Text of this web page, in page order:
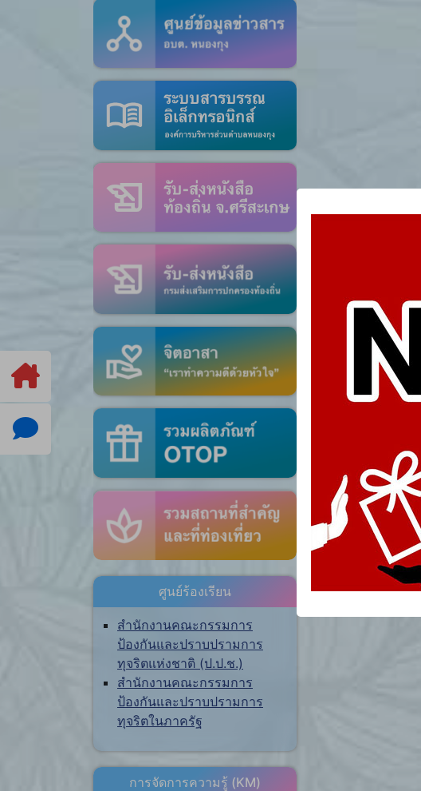
ศูนย์ร้องเรียน
สำนักงานคณะกรรมการ
ป้องกันและปราบปรามการ
ทุจริตแห่งชาติ (ป.ป.ช.)
สำนักงานคณะกรรมการ
ป้องกันและปราบปรามการ
ทุจริตในภาครัฐ
การจัดการความรู้ (KM)